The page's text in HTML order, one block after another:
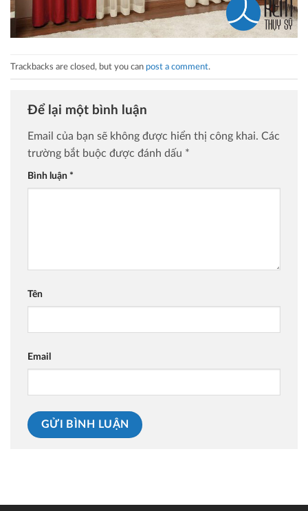
Trackbacks are closed, but you can post a comment.
Để lại một bình luận
Email của bạn sẽ không được hiển thị công khai. Các
trường bắt buộc được đánh dấu *
Bình luận *
Tên
Email